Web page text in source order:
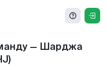
— Шарджа